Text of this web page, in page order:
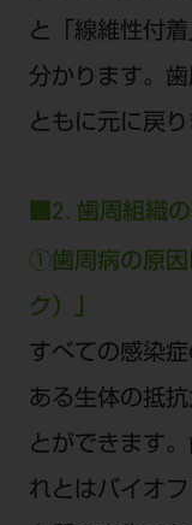
と「線維性付
分かります。
ともに元に戻り
■2. 歯周組織
①歯周病の原因
ク）」
すべての感染
ある生体の抵
とができます
れとはバイオ